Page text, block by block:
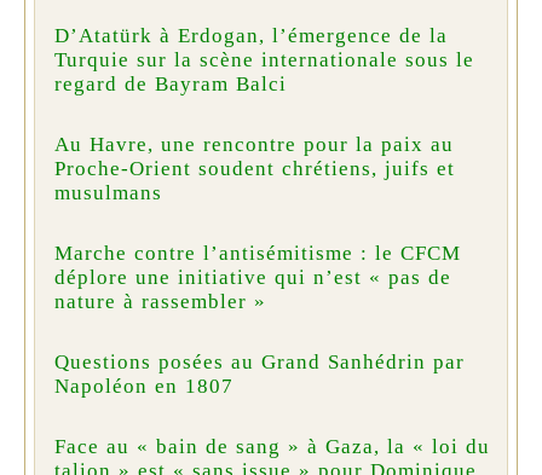
D’Atatürk à Erdogan, l’émergence de la
Turquie sur la scène internationale sous le
regard de Bayram Balci
Au Havre, une rencontre pour la paix au
Proche-Orient soudent chrétiens, juifs et
musulmans
Marche contre l’antisémitisme : le CFCM
déplore une initiative qui n’est « pas de
nature à rassembler »
Questions posées au Grand Sanhédrin par
Napoléon en 1807
Face au « bain de sang » à Gaza, la « loi du
talion » est « sans issue » pour Dominique